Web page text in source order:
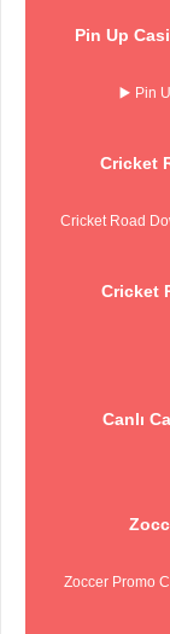
Pin Up
Pin
Cricket
Cricket Road
Cricket
Canlı
Zoccer Promo